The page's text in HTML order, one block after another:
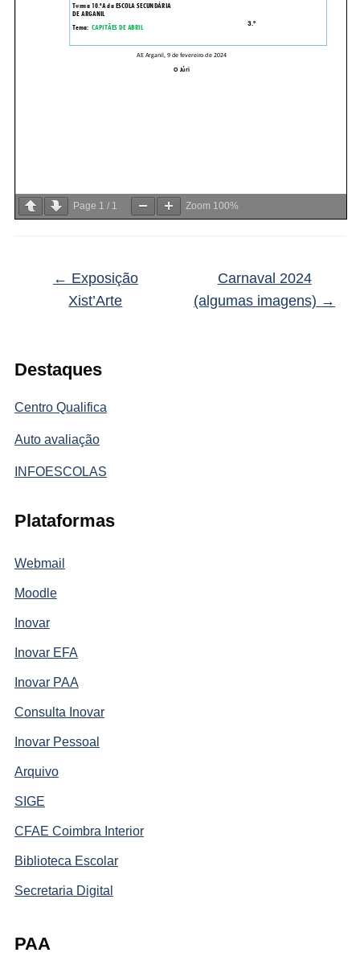
Destaques
Centro Qualifica
Auto avaliação
INFOESCOLAS
Plataformas
Webmail
Moodle
Inovar
Inovar EFA
Inovar PAA
Consulta Inovar
Inovar Pessoal
Arquivo
SIGE
CFAE Coimbra Interior
Biblioteca Escolar
Secretaria Digital
PAA
Page 1 / 1 Zoom 100%
← Exposição
Xist’Arte
Carnaval 2024
(algumas imagens) →